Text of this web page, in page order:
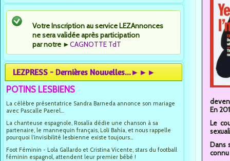
Votre Inscription au service LEZAnnonces
ne sera validée après participation
par notre ►CAGNOTTE TdT
LEZPRESS - Dernières Nouvelles...►►►
POTINS LESBIENS
La célèbre présentatrice Sandra Barneda annonce son mariage
avec Pascalle Paerel...
La chanteuse espagnole, Rosalía dédie une chanson à sa
partenaire, le mannequin français, Loli Bahía, et nous rappelle
pourquoi l’invisibilité lesbienne existe toujours...
Foot Féminin - Lola Gallardo et Cristina Vicente, stars du football
féminin espagnol, attendent leur premier bébé !
En
Le
Dans